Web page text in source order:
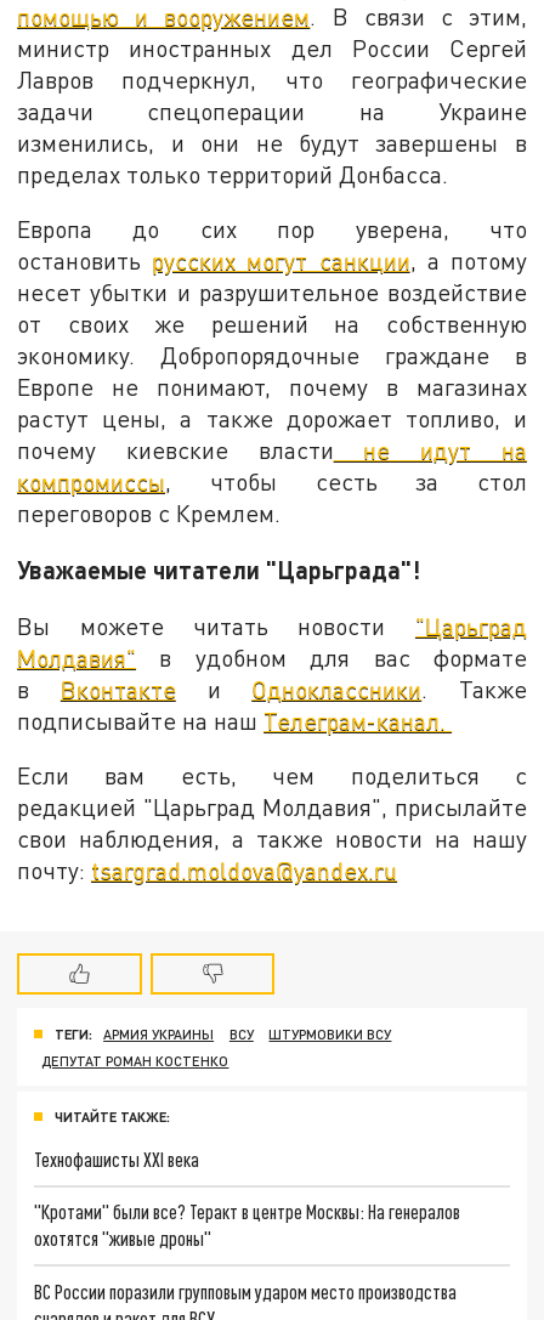
помощью и вооружением . В связи с этим,
министр иностранных дел России Сергей
Лавров подчеркнул, что географические
задачи спецоперации на Украине
изменились, и они не будут завершены в
пределах только территорий Донбасса.
Европа до сих пор уверена, что
остановить русских могут санкции, а потому
несет убытки и разрушительное воздействие
от своих же решений на собственную
экономику. Добропорядочные граждане в
Европе не понимают, почему в магазинах
растут цены, а также дорожает топливо, и
почему киевские власти не идут на
компромиссы, чтобы сесть за стол
переговоров с Кремлем.
Уважаемые читатели "Царьграда"!
Вы можете читать новости "Царьград
Молдавия" в удобном для вас формате
в Вконтактеи Одноклассники. Также
подписывайте на наш Телеграм-канал.
Если вам есть, чем поделиться с
редакцией "Царьград Молдавия", присылайте
свои наблюдения, а также новости на нашу
почту: tsargrad.moldova@yandex.ru
ТЕГИ: АРМИЯ УКРАИНЫ ВСУ
ШТУРМОВИКИ ВСУ
ДЕПУТАТ РОМАН КОСТЕНКО
ЧИТАЙТЕ ТАКЖЕ:
Технофашисты XXI века
"Кротами" были все? Теракт в центре Москвы: На генералов
охотятся "живые дроны"
ВС России поразили групповым ударом место производства